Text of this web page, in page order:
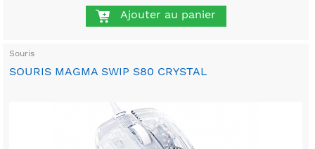
Ajouter au panier
Souris
SOURIS MAGMA SWIP S80 CRYSTAL